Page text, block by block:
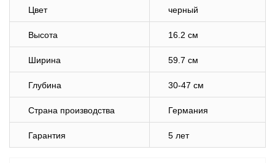
Цвет черный
Высота 16.2 см
Ширина 59.7 см
Глубина 30-47 см
Страна производства Германия
Гарантия 5 лет